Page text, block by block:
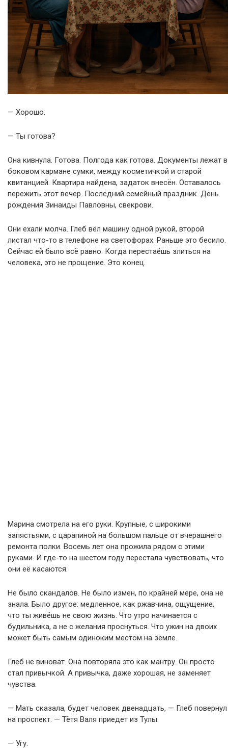
— Хорошо.
— Ты готова?
Она кивнула. Готова. Полгода как готова. Документы лежат в
боковом кармане сумки, между косметичкой и старой
квитанцией. Квартира найдена, задаток внесён. Оставалось
пережить этот вечер. Последний семейный праздник. День
рождения Зинаиды Павловны, свекрови.
Они ехали молча. Глеб вёл машину одной рукой, второй
листал что-то в телефоне на светофорах. Раньше это бесило.
Сейчас ей было всё равно. Когда перестаёшь злиться на
человека, это не прощение. Это конец.
Марина смотрела на его руки. Крупные, с широкими
запястьями, с царапиной на большом пальце от вчерашнего
ремонта полки. Восемь лет она прожила рядом с этими
руками. И где-то на шестом году перестала чувствовать, что
они её касаются.
Не было скандалов. Не было измен, по крайней мере, она не
знала. Было другое: медленное, как ржавчина, ощущение,
что ты живёшь не свою жизнь. Что утро начинается с
будильника, а не с желания проснуться. Что ужин на двоих
может быть самым одиноким местом на земле.
Глеб не виноват. Она повторяла это как мантру. Он просто
стал привычкой. А привычка, даже хорошая, не заменяет
чувства.
— Мать сказала, будет человек двенадцать, — Глеб повернул
на проспект. — Тётя Валя приедет из Тулы.
— Угу.